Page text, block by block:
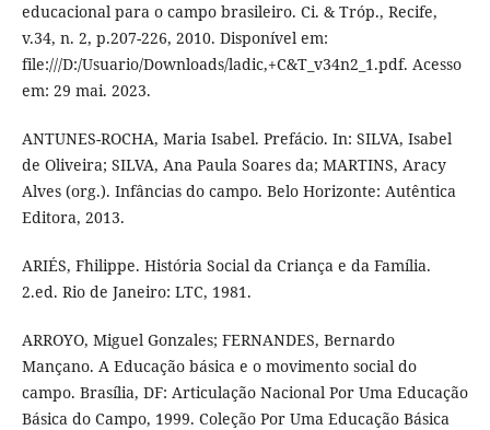
educacional para o campo brasileiro. Ci. & Tróp., Recife,
v.34, n. 2, p.207-226, 2010. Disponível em:
file:///D:/Usuario/Downloads/ladic,+C&T_v34n2_1.pdf. Acesso
em: 29 mai. 2023.
ANTUNES-ROCHA, Maria Isabel. Prefácio. In: SILVA, Isabel
de Oliveira; SILVA, Ana Paula Soares da; MARTINS, Aracy
Alves (org.). Infâncias do campo. Belo Horizonte: Autêntica
Editora, 2013.
ARIÉS, Fhilippe. História Social da Criança e da Família.
2.ed. Rio de Janeiro: LTC, 1981.
ARROYO, Miguel Gonzales; FERNANDES, Bernardo
Mançano. A Educação básica e o movimento social do
campo. Brasília, DF: Articulação Nacional Por Uma Educação
Básica do Campo, 1999. Coleção Por Uma Educação Básica